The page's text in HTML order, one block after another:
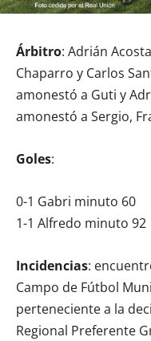
Árbitro: Adrián
Chaparro y Carlos
amonestó a Guti y
amonestó a Sergio,
Goles:
0-1 Gabri minuto 60
1-1 Alfredo minuto 92
Incidencias:
Campo de Fútbol
perteneciente a la
Regional Preferente